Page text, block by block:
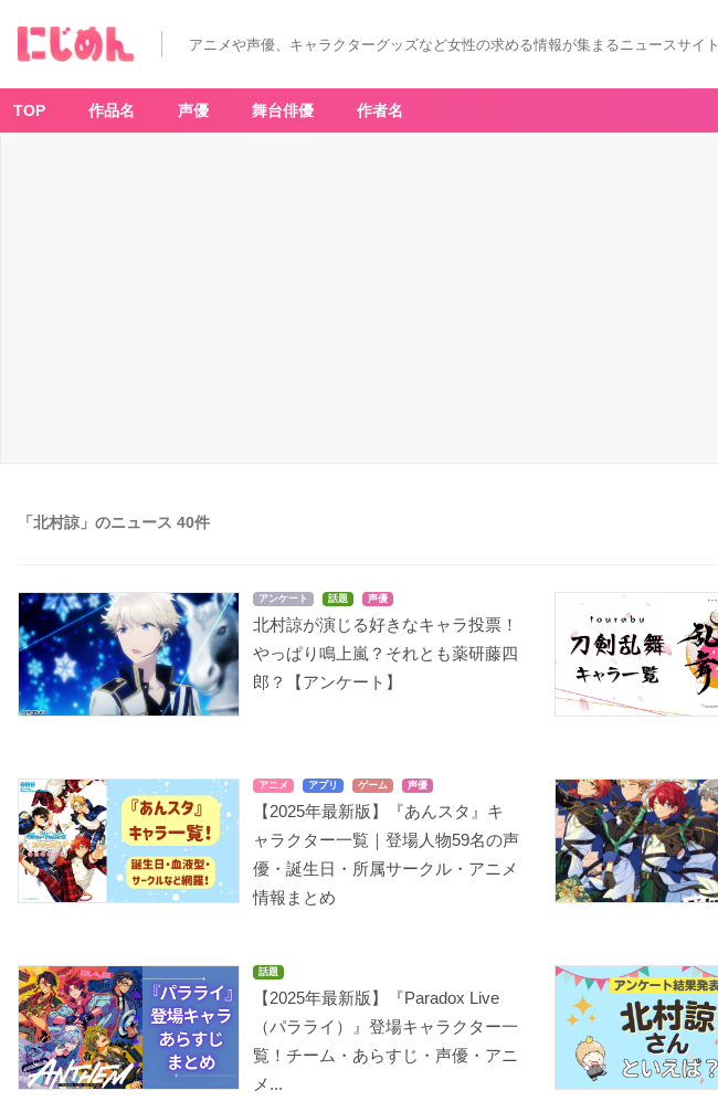
アニメや声優、キャラクターグッズなど女性の求める情報が集まるニュースサイト
TOP 作品名 声優 舞台俳優 作者名
「北村諒」のニュース 40件
アンケート 話題 声優
北村諒が演じる好きなキャラ投票！
やっぱり鳴上嵐？それとも薬研藤四
郎？【アンケート】
アニメ アプリ ゲーム 声優
【2025年最新版】『あんスタ』キ
ャラクター一覧｜登場人物59名の声
優・誕生日・所属サークル・アニメ
情報まとめ
話題
【2025年最新版】『Paradox Live
（パラライ）』登場キャラクター一
覧！チーム・あらすじ・声優・アニ
メ...